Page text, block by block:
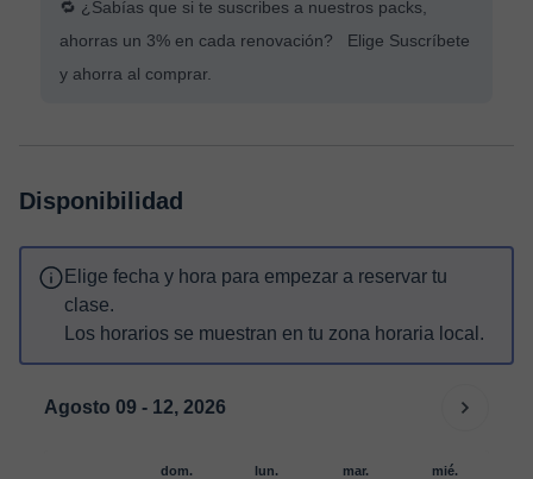
🔁 ¿Sabías que si te suscribes a nuestros packs,
ahorras un 3% en cada renovación? Elige Suscríbete
y ahorra al comprar.
Disponibilidad
Elige fecha y hora para empezar a reservar tu
clase.
Los horarios se muestran en tu zona horaria local.
Agosto 09 - 12, 2026
dom.
lun.
mar.
mié.